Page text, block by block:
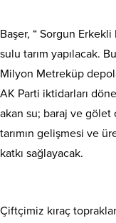
Başer, “ Sorgun
sulu tarım yapılacak.
Milyon Metreküp
AK Parti iktidarları
akan su; baraj ve gölet
tarımın gelişmesi ve
katkı sağlayacak.
Çiftçimiz kıraç